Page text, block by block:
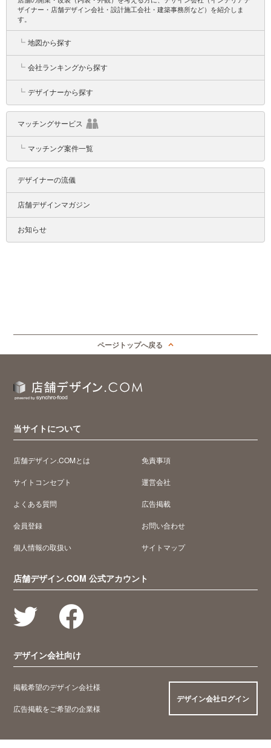
ザイナー・店舗デザイン会社・設計施工会社・建築事務所など）を紹介しま
す。
┗ 地図から探す
┗ 会社ランキングから探す
┗ デザイナーから探す
マッチングサービス
┗ マッチング案件一覧
デザイナーの流儀
店舗デザインマガジン
お知らせ
ページトップへ戻る
当サイトについて
店舗デザイン.COMとは
サイトコンセプト
よくある質問
会員登録
個人情報の取扱い
免責事項
運営会社
広告掲載
お問い合わせ
サイトマップ
店舗デザイン.COM 公式アカウント
デザイン会社向け
掲載希望のデザイン会社様
広告掲載をご希望の企業様
デザイン会社ログイン